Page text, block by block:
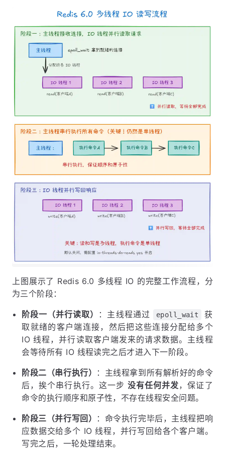
上图展示了 Redis 6.0 多线程 IO 的完整工作流程，分
为三个阶段：
阶段一（并行读取） ：主线程通过 epoll_wait
获
取就绪的客户端连接，然后把这些连接分配给多个
IO 线程，并行读取客户端发来的请求数据。主线程
会等待所有 IO 线程读完之后才进入下一阶段。
阶段二（串行执行）
：主线程拿到所有解析好的命令
后，挨个串行执行。这一步 没有任何并发，保证了
命令的执行顺序和原子性，不存在线程安全问题。
阶段三（并行写回）
：命令执行完毕后，主线程把响
应数据交给多个 IO 线程，并行写回给各个客户端。
写完之后，一轮处理结束。